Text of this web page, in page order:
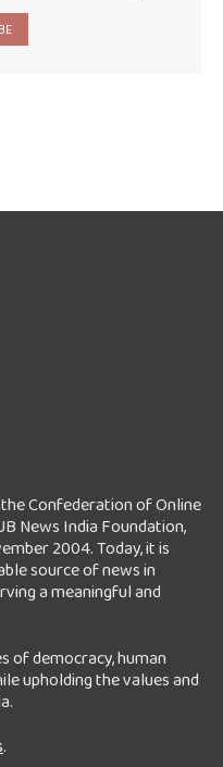
Confederation of Online
News India Foundation,
2004. Today, it is
source of news in
a meaningful and
of democracy, human
upholding the values and
.